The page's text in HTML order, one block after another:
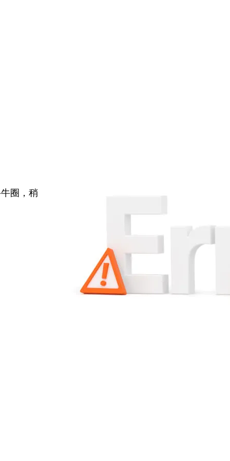
圈，稍